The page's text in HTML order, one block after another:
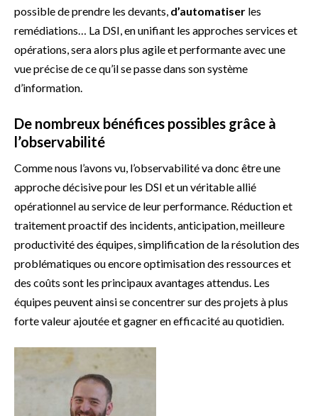
possible de prendre les devants, d’automatiser les
remédiations… La DSI, en unifiant les approches services et
opérations, sera alors plus agile et performante avec une
vue précise de ce qu’il se passe dans son système
d’information.
De nombreux bénéfices possibles grâce à
l’observabilité
Comme nous l’avons vu, l’observabilité va donc être une
approche décisive pour les DSI et un véritable allié
opérationnel au service de leur performance. Réduction et
traitement proactif des incidents, anticipation, meilleure
productivité des équipes, simplification de la résolution des
problématiques ou encore optimisation des ressources et
des coûts sont les principaux avantages attendus. Les
équipes peuvent ainsi se concentrer sur des projets à plus
forte valeur ajoutée et gagner en efficacité au quotidien.